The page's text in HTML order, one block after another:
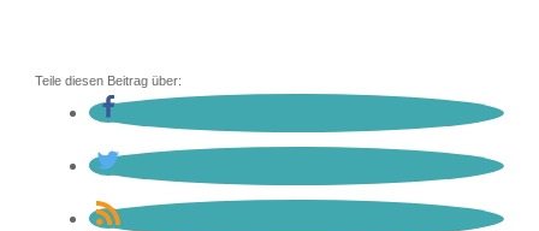
Teile diesen Beitrag über: